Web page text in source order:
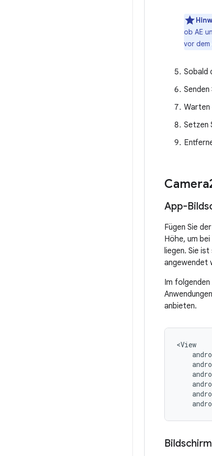
ob AE
vor dem
Sobald
Warten
Setzen
App-
Fügen Sie
Höhe, um
liegen. Sie
angewendet
Im
anbieten.